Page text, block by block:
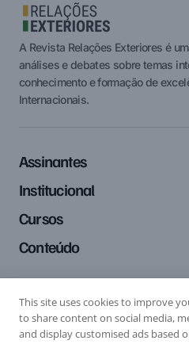
A Revista Relações Exteriores é
análises e debates sobre temas
conhecimento e formação de
Internacionais.
Assinantes
Institucional
Cursos
Conteúdo
Siga-nos
This site uses cookies to improve
to share content on social media,
and display customised ads based